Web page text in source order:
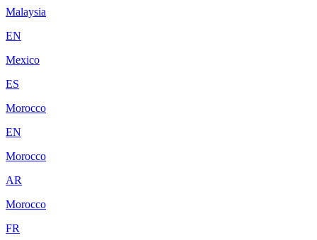
Malaysia
EN
Mexico
ES
Morocco
EN
Morocco
AR
Morocco
FR